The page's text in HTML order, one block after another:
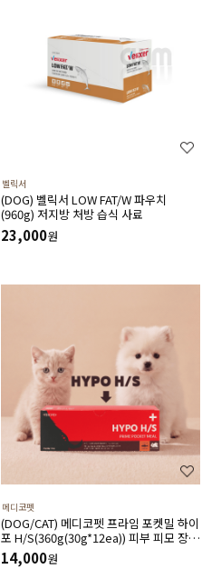
벨릭서
(DOG) 벨릭서 LOW FAT/W 파우치
(960g) 저지방 처방 습식 사료
23,000원
메디코펫
(DOG/CAT) 메디코펫 프라임 포켓밀 하이
포 H/S(360g(30g*12ea)) 피부 피모 장벽
강화에 도움주는 가수분해 연어 처방캔
14,000원